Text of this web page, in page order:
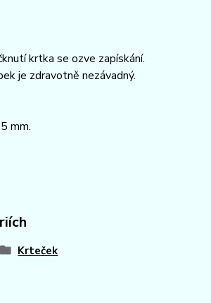
krtka se ozve zapískání.
je zdravotně nezávadný.
mm.
Krteček